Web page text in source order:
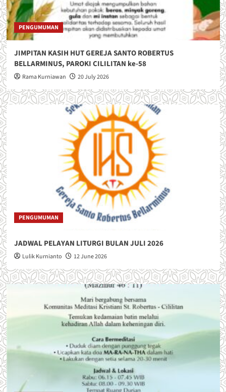
PENGUMUMAN
JIMPITAN KASIH HUT GEREJA SANTO ROBERTUS
BELLARMINUS, PAROKI CILILITAN ke-58
Rama Kurniawan 20 July 2026
PENGUMUMAN
JADWAL PELAYAN LITURGI BULAN JULI 2026
Lulik Kurnianto 12 June 2026